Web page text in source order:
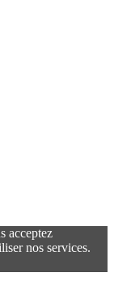
acceptez
nos services.